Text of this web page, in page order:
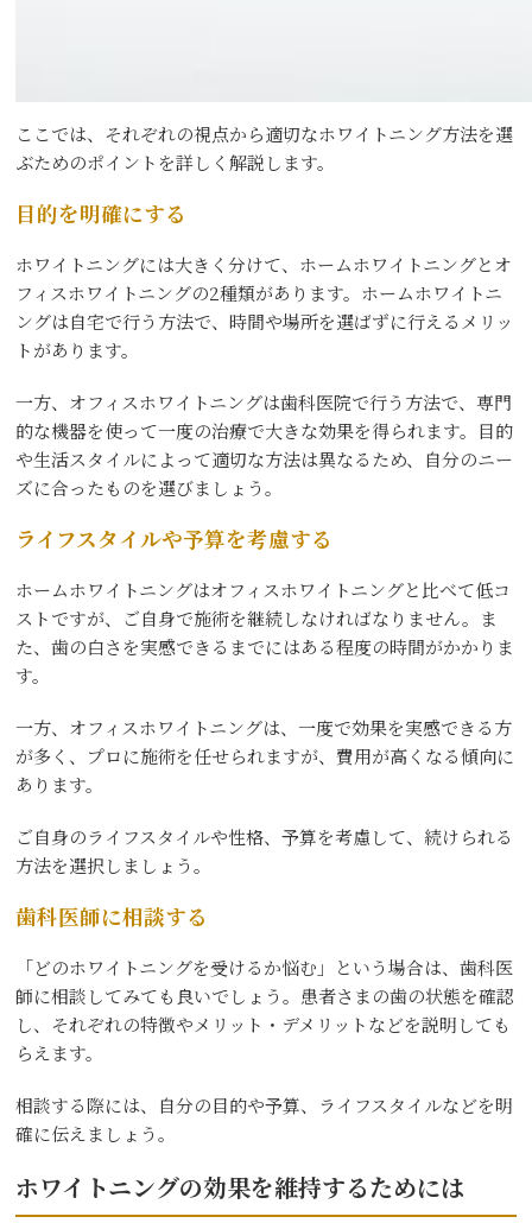
ここでは、それぞれの視点から適切なホワイトニング方法を選
ぶためのポイントを詳しく解説します。
目的を明確にする
ホワイトニングには大きく分けて、ホームホワイトニングとオ
フィスホワイトニングの2種類があります。ホームホワイトニ
ングは自宅で行う方法で、時間や場所を選ばずに行えるメリッ
トがあります。
一方、オフィスホワイトニングは歯科医院で行う方法で、専門
的な機器を使って一度の治療で大きな効果を得られます。目的
や生活スタイルによって適切な方法は異なるため、自分のニー
ズに合ったものを選びましょう。
ライフスタイルや予算を考慮する
ホームホワイトニングはオフィスホワイトニングと比べて低コ
ストですが、ご自身で施術を継続しなければなりません。ま
た、歯の白さを実感できるまでにはある程度の時間がかかりま
す。
一方、オフィスホワイトニングは、一度で効果を実感できる方
が多く、プロに施術を任せられますが、費用が高くなる傾向に
あります。
ご自身のライフスタイルや性格、予算を考慮して、続けられる
方法を選択しましょう。
歯科医師に相談する
「どのホワイトニングを受けるか悩む」という場合は、歯科医
師に相談してみても良いでしょう。患者さまの歯の状態を確認
し、それぞれの特徴やメリット・デメリットなどを説明しても
らえます。
相談する際には、自分の目的や予算、ライフスタイルなどを明
確に伝えましょう。
ホワイトニングの効果を維持するためには